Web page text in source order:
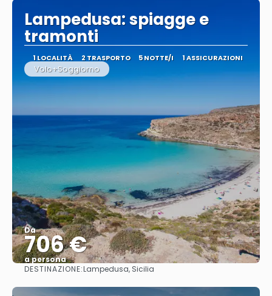
Lampedusa: spiagge e
tramonti
1 LOCALITÀ 2 TRASPORTO 5 NOTTE/I 1 ASSICURAZIONI
Volo+Soggiorno
Da
706 €
a persona
Vedere
DESTINAZIONE:Lampedusa, Sicilia